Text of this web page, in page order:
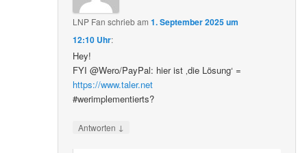
LNP Fan schriebam1. September 2025 um
12:10 Uhr:
Hey!
FYI @Wero/PayPal: hier ist ‚die Lösung‘ =
https://www.taler.net
#werimplementierts?
Antworten ↓